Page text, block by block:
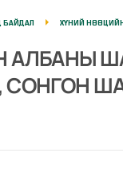
БАЙДАЛ ХҮНИЙ
АЛБАНЫ